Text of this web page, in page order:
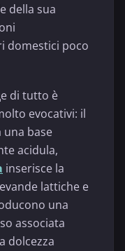
della sua
domestici poco
di tutto è
evocativi: il
base
acidula,
inserisce la
lattiche e
una
associata
dolcezza